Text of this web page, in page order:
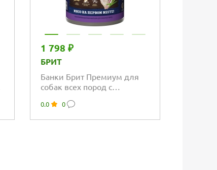
1 798 ₽
БРИТ
Банки Брит Премиум для
собак всех пород с
0.0 0